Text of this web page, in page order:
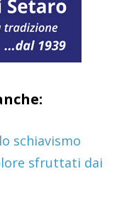
lo schiavismo
sfruttati dai